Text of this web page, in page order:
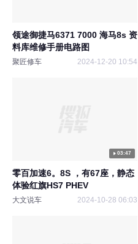
领途御捷马6371 7000 海马8s 资
料库维修手册电路图
聚匠修车 2024-12-20 10:54
03:47
零百加速6。8S ，有67座，静态
体验红旗HS7 PHEV
大文说车 2024-10-28 06:03